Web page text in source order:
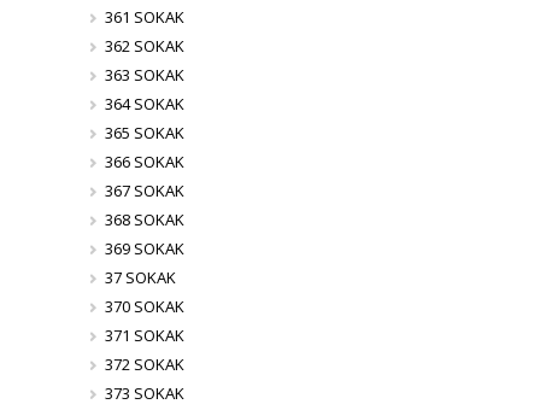
361 SOKAK
362 SOKAK
363 SOKAK
364 SOKAK
365 SOKAK
366 SOKAK
367 SOKAK
368 SOKAK
369 SOKAK
37 SOKAK
370 SOKAK
371 SOKAK
372 SOKAK
373 SOKAK